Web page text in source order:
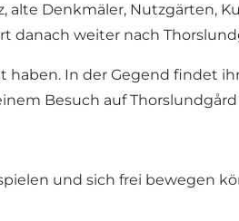
Denkmäler, Nutzgärten,
danach weiter nach
In der Gegend findet
Besuch auf
und sich frei bewegen